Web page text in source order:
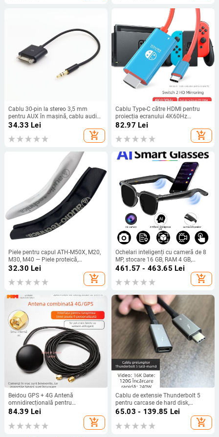
Cablu 30-pin la stereo 3,5 mm
pentru AUX în mașină, cablu audio
pentru iPod, lungime 20 cm
34.33 Lei
add_shopping_cart
Cablu Type-C către HDMI pentru
proiecția ecranului 4K60Hz
Nintendo Switch 2 Gen, 2 m
82.97 Lei
add_shopping_cart
Piele pentru capul ATH-M50X, M20,
M30, M40 — Piele proteică,
Personalizabil după mostră, 1
32.30 Lei
add_shopping_cart
Ochelari inteligenți cu cameră de 8
MP, stocare 16 GB, RAM 4 GB,
baterie de 290 mAh, traducere AI în
timp real; compatibile cu Android și
iOS
461.57 - 463.65 Lei
add_shopping_cart
Beidou GPS + 4G Antenă
omnidirecțională pentru
poziționare, două în unu, Antenă de
cabinet cu ieșire dublă, SMA Pin
interior, cablu de 3 m
84.39 Lei
add_shopping_cart
Cablu de extensie Thunderbolt 5
pentru carcase de hard disk,
transfer de date la viteză mare de
80 Gbps, încărcare rapidă PD240W,
compatibil cu MacBook
65.03 - 139.85 Lei
add_shopping_cart